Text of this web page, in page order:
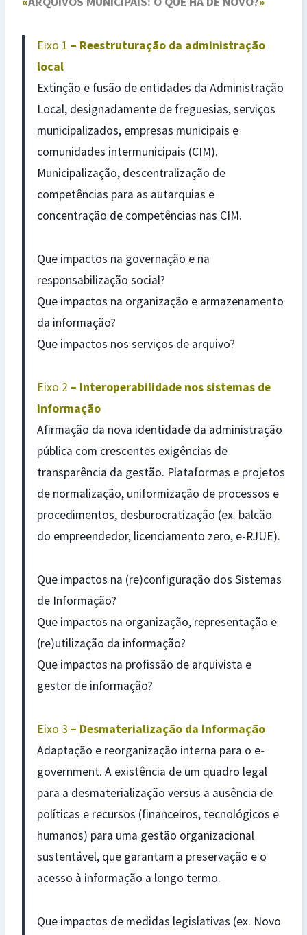
Eixo 1 – Reestruturação da administração
local
Extinção e fusão de entidades da Administração
Local, designadamente de freguesias, serviços
municipalizados, empresas municipais e
comunidades intermunicipais (CIM).
Municipalização, descentralização de
competências para as autarquias e
concentração de competências nas CIM.
Que impactos na governação e na
responsabilização social?
Que impactos na organização e armazenamento
da informação?
Que impactos nos serviços de arquivo?
Eixo 2 – Interoperabilidade nos sistemas de
informação
Afirmação da nova identidade da administração
pública com crescentes exigências de
transparência da gestão. Plataformas e projetos
de normalização, uniformização de processos e
procedimentos, desburocratização (ex. balcão
do empreendedor, licenciamento zero, e-RJUE).
Que impactos na (re)configuração dos Sistemas
de Informação?
Que impactos na organização, representação e
(re)utilização da informação?
Que impactos na profissão de arquivista e
gestor de informação?
Eixo 3 – Desmaterialização da Informação
Adaptação e reorganização interna para o e-
government. A existência de um quadro legal
para a desmaterialização versus a ausência de
políticas e recursos (financeiros, tecnológicos e
humanos) para uma gestão organizacional
sustentável, que garantam a preservação e o
acesso à informação a longo termo.
Que impactos de medidas legislativas (ex. Novo